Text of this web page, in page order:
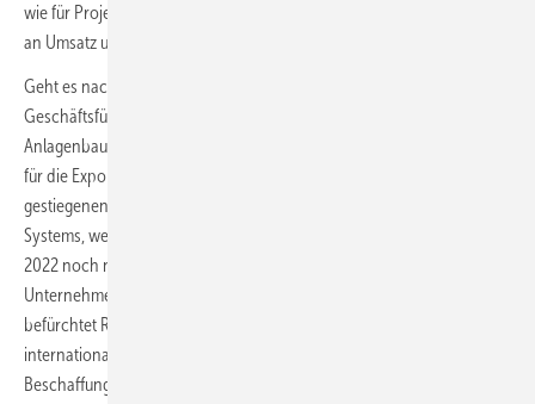
wie für Projektierungsunternehmen längst einen bedeutenden Anteil
an Umsatz und Gewinnen.
Geht es nach Dennis Rendschmidt, dem im Herbst neu angetretenen
Geschäftsführer der Windkraftabteilung des Maschinen- und
Anlagenbauverbands
für die Exportgeschäfte der deutschen Windenergieindustrie. Die stark
gestiegenen Transport- und Logistikpreise, so kalkuliert VDMA Power
Systems, werden für die deutschen Exporteure in Sachen Windkraft
2022 noch nicht sehr relevant, da Lagerbestände bei den
Unternehmen die Situation einstweilen entspanne. Allerdings
befürchtet Rendschmidt, dass ohne eine Verbesserung der
internationalen Handelsbeziehungen auf politischer Ebene die
Beschaffung von Rohstoffen und Komponenten zu einem